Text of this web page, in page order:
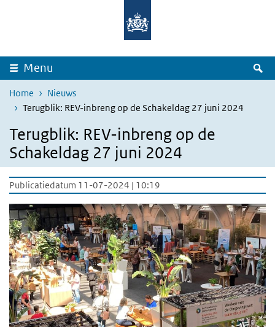
Overslaan en naar de inhoud gaan
Menu
Home
Nieuws
Terugblik: REV-inbreng op de Schakeldag 27 juni 2024
Terugblik: REV-inbreng op de
Schakeldag 27 juni 2024
Publicatiedatum 11-07-2024 | 10:19